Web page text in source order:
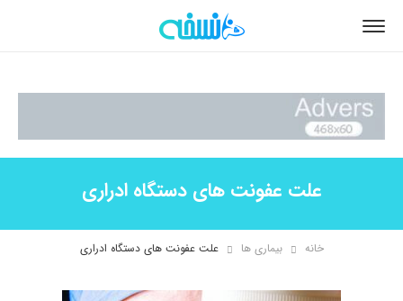
علت عفونت های دستگاه ادراری
خانه بیماری ها علت عفونت های دستگاه ادراری